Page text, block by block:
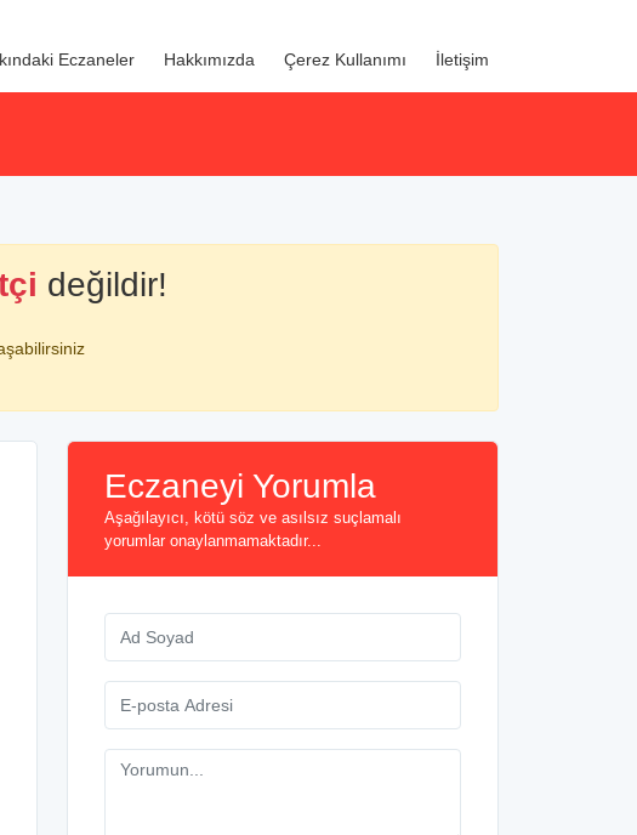
Eczaneler Hakkımızda Çerez Kullanımı İletişim
değildir!
Eczaneyi Yorumla
Aşağılayıcı, kötü söz ve asılsız suçlamalı
yorumlar onaylanmamaktadır...